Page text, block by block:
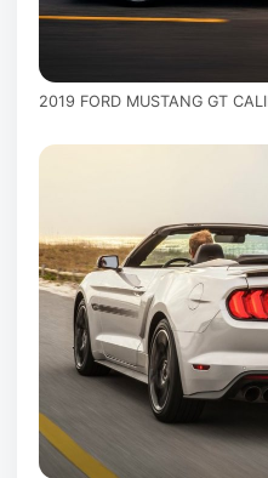
2019 FORD MUSTANG GT